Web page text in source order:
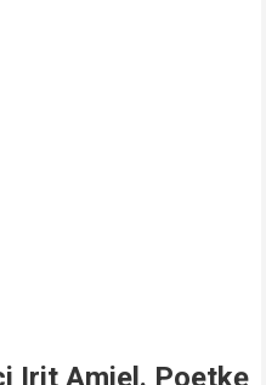
Irit Amiel. Poetkę